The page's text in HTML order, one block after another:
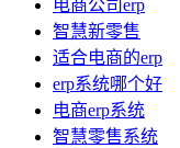
电商公司erp
智慧新零售
适合电商的erp
erp系统哪个好
电商erp系统
智慧零售系统